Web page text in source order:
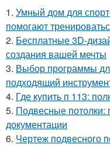
1. Умный дом для
помогают
2. Бесплатные 3D-
создания вашей мечты
3. Выбор программы
подходящий
4. Где купить п 113:
5. Подвесные потолки:
документации
6. Чертеж подвесного